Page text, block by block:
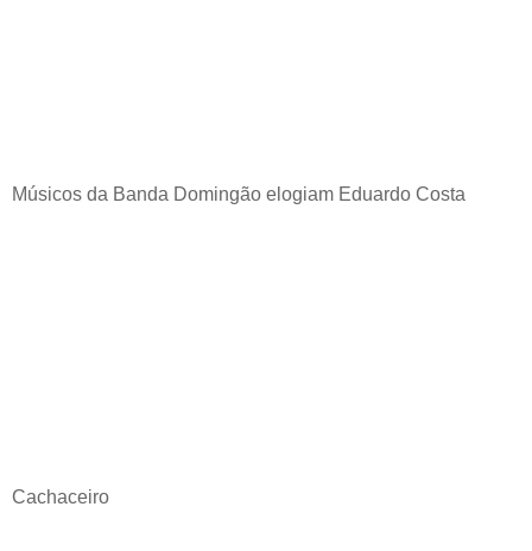
Músicos da Banda Domingão elogiam Eduardo Costa
Cachaceiro